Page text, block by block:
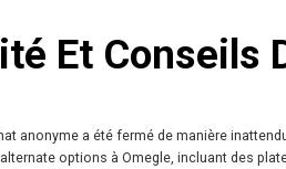
Et Conseils
anonyme a été fermé de manière
options à Omegle, incluant des